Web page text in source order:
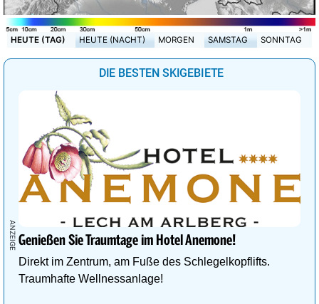
HEUTE (TAG) HEUTE (NACHT) MORGEN SAMSTAG SONNTAG
DIE BESTEN SKIGEBIETE
Genießen Sie Traumtage im Hotel Anemone!
Direkt im Zentrum, am Fuße des Schlegelkopflifts.
Traumhafte Wellnessanlage!